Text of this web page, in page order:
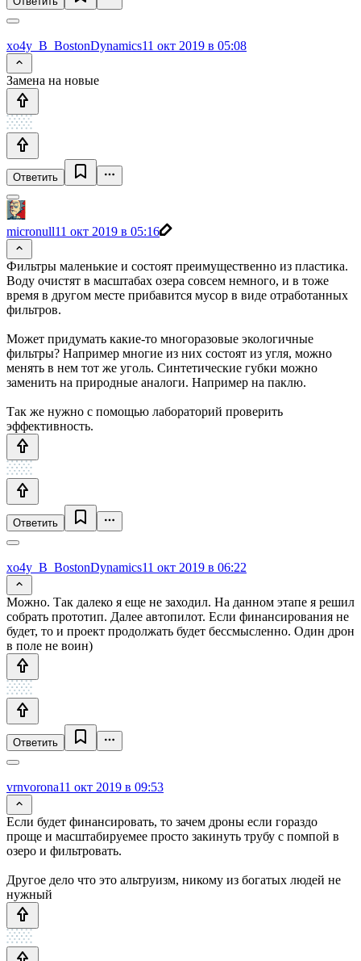
xo4y_B_BostonDynamics11 окт 2019 в 05:08
Замена на новые
Ответить
micronull11 окт 2019 в 05:16
Фильтры маленькие и состоят преимущественно из пластика.
Воду очистят в масштабах озера совсем немного, и в тоже
время в другом месте прибавится мусор в виде отработанных
фильтров.
Может придумать какие-то многоразовые экологичные
фильтры? Например многие из них состоят из угля, можно
менять в нем тот же уголь. Синтетические губки можно
заменить на природные аналоги. Например на паклю.
Так же нужно с помощью лабораторий проверить
эффективность.
Ответить
xo4y_B_BostonDynamics11 окт 2019 в 06:22
Можно. Так далеко я еще не заходил. На данном этапе я решил
собрать прототип. Далее автопилот. Если финансирования не
будет, то и проект продолжать будет бессмысленно. Один дрон
в поле не воин)
Ответить
vrnvorona11 окт 2019 в 09:53
Если будет финансировать, то зачем дроны если гораздо
проще и масштабируемее просто закинуть трубу с помпой в
озеро и фильтровать.
Другое дело что это альтруизм, никому из богатых людей не
нужный